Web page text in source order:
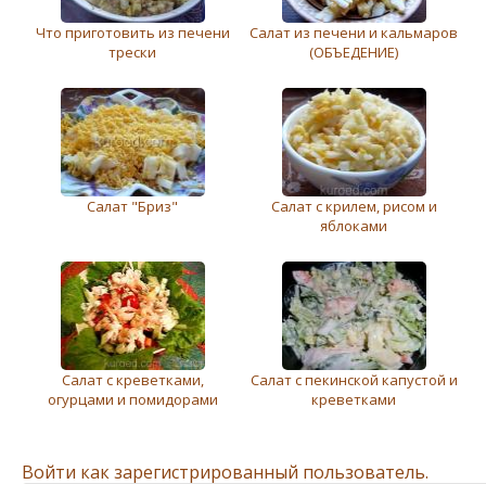
Что приготовить из печени
трески
Салат из печени и кальмаров
(ОБЪЕДЕНИЕ)
Салат "Бриз"
Салат с крилем, рисом и
яблоками
Салат с креветками,
огурцами и помидорами
Салат с пекинской капустой и
креветками
Войти как зарегистрированный пользователь.